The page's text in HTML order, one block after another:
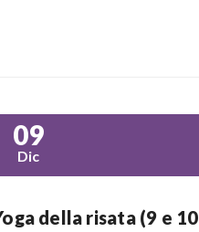
09
Dic
della risata (9 e 10